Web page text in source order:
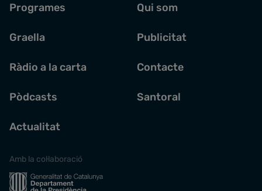
Programes
Graella
Ràdio a la carta
Pòdcasts
Actualitat
Qui som
Publicitat
Contacte
Santoral
Amb la col·laboració